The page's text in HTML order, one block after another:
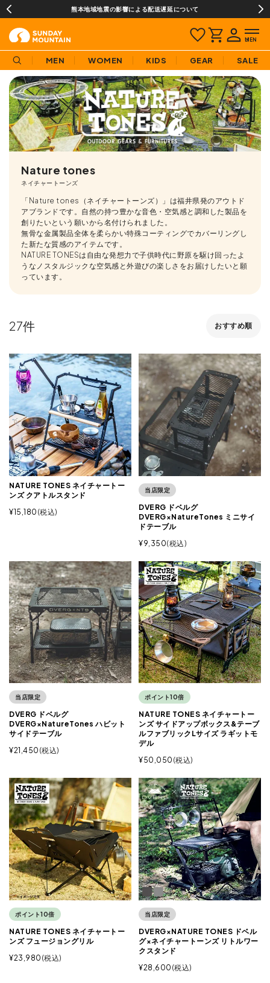
¥3,980(税込)以上のご購入で送料無料!
MEN WOMEN KIDS GEAR SALE
Nature tones
ネイチャートーンズ
「Nature tones（ネイチャートーンズ）」は福井県発のアウトド
アブランドです。自然の持つ豊かな音色・空気感と調和した製品を
創りたいという願いから名付けられました。
無骨な金属製品全体を柔らかい特殊コーティングでカバーリングし
た新たな質感のアイテムです。
NATURE TONESは自由な発想力で子供時代に野原を駆け回ったよ
うなノスタルジックな空気感と外遊びの楽しさをお届けしたいと願
っています。
おすすめ順
27
NATURE TONES ネイチャートー
ンズ クアトルスタンド
¥15,180 税込
当店限定
DVERG ドベルグ
DVERG×NatureTones ミニサイ
ドテーブル
¥9,350 税込
当店限定
DVERG ドベルグ
DVERG×NatureTones ハビット
サイドテーブル
¥21,450 税込
ポイント10倍
NATURE TONES ネイチャートー
ンズ サイドアップボックス&テーブ
ルファブリックLサイズ ラギットモ
デル
¥50,050 税込
ポイント10倍
NATURE TONES ネイチャートー
ンズ フュージョングリル
¥23,980 税込
当店限定
DVERG×NATURE TONES ドベル
グ×ネイチャートーンズ リトルワー
クスタンド
¥28,600 税込